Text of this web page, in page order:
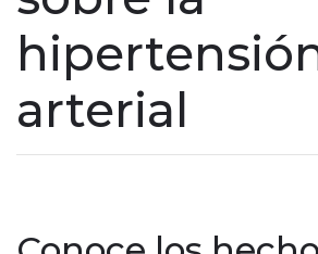
arterial